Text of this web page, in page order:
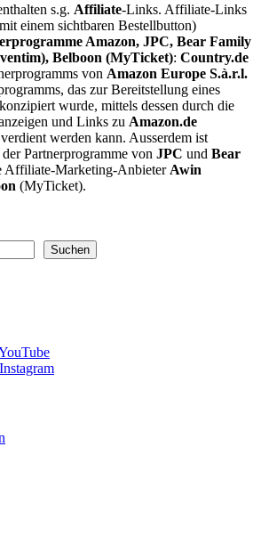
s.g. Affiliate-Links. Affiliate-Links
einem sichtbaren Bestellbutton)
Amazon, JPC, Bear Family
Belboon (MyTicket): Country.de
von Amazon Europe S.à.r.l.
das zur Bereitstellung eines
wurde, mittels dessen durch die
und Links zu Amazon.de
werden kann. Ausserdem ist
Partnerprogramme von JPC und Bear
Affiliate-Marketing-Anbieter Awin
(MyTicket).
Suchen